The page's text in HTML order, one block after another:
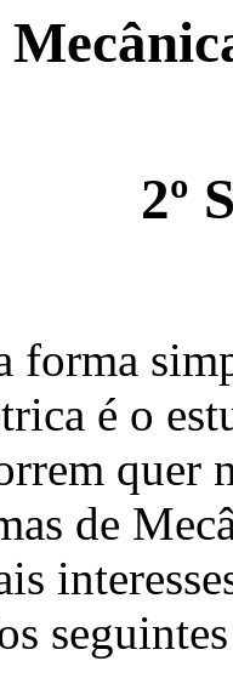
2º
forma
é o
quer
de